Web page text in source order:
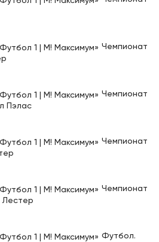
Чемпионат
Чемпионат
Пэлас
Чемпионат
Чемпионат
Лестер
Футбол.